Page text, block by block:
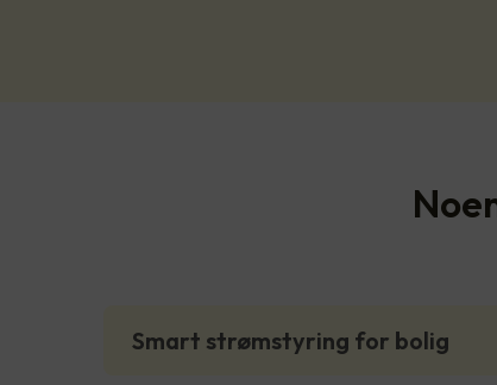
Smart strømstyring for bolig